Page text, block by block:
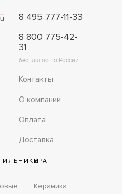
8 495 777-11-33
8 800 775-42-
31
бесплатно по России
Контакты
О компании
Оплата
Доставка
БРА
Керамика